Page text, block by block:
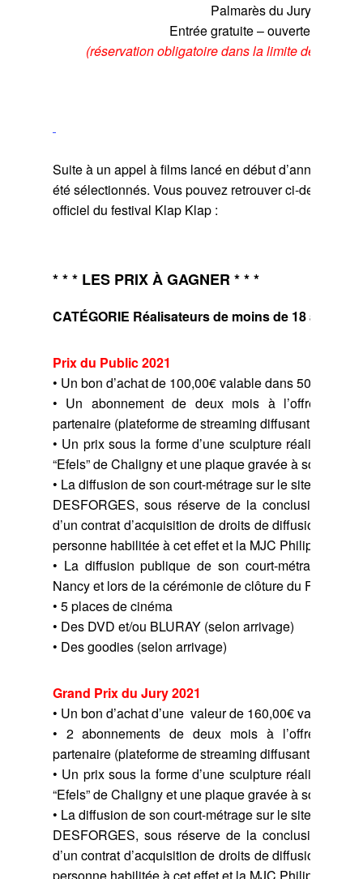
Palmarès du Jury
Entrée gratuite – ouverte à tous*
(réservation obligatoire dans la limite des
Suite à un appel à films lancé en début d’année, 46
été sélectionnés. Vous pouvez retrouver ci-dessous
officiel du festival Klap Klap :
* * * LES PRIX À GAGNER * * *
CATÉGORIE Réalisateurs de moins de 18 ans
Prix du Public 2021
• Un bon d’achat de 100,00€ valable dans 500
• Un abonnement de deux mois à l’offre
partenaire (plateforme de streaming diffusant des
• Un prix sous la forme d’une sculpture réalisée par
“Efels” de Chaligny et une plaque gravée à son nom.
• La diffusion de son court-métrage sur le site
DESFORGES, sous réserve de la conclusion en
d’un contrat d’acquisition de droits de diffusion entre
personne habilitée à cet effet et la MJC Philippe
• La diffusion publique de son court-métrage au
Nancy et lors de la cérémonie de clôture du Festival
• 5 places de cinéma
• Des DVD et/ou BLURAY (selon arrivage)
• Des goodies (selon arrivage)
Grand Prix du Jury 2021
• Un bon d’achat d’une valeur de 160,00€ valable
• 2 abonnements de deux mois à l’offre
partenaire (plateforme de streaming diffusant des
• Un prix sous la forme d’une sculpture réalisée par
“Efels” de Chaligny et une plaque gravée à son nom.
• La diffusion de son court-métrage sur le site
DESFORGES, sous réserve de la conclusion en
d’un contrat d’acquisition de droits de diffusion entre
personne habilitée à cet effet et la MJC Philippe